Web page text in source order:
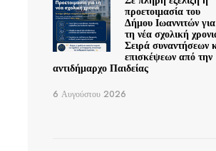
προετοιμασία του
Δήμου Ιωαννιτών για
τη νέα σχολική
Σειρά συναντήσεων
επισκέψεων από την
αντιδήμαρχο Παιδείας
6 Αυγούστου 2026